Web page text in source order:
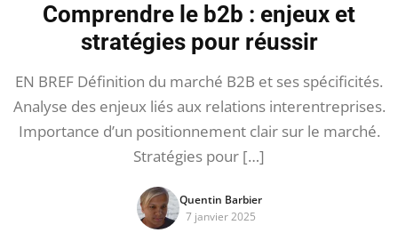
Comprendre le b2b : enjeux et
stratégies pour réussir
EN BREF Définition du marché B2B et ses spécificités.
Analyse des enjeux liés aux relations interentreprises.
Importance d’un positionnement clair sur le marché.
Stratégies pour […]
Quentin Barbier
7 janvier 2025